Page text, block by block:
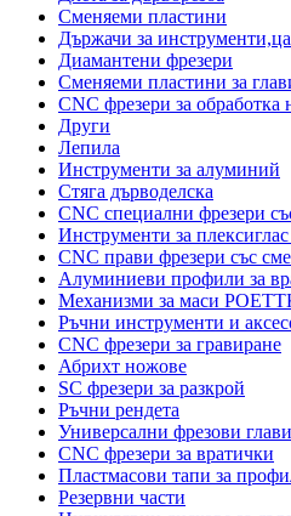
Сменяеми пластини
Държачи за
Диамантени фрезери
Сменяеми пластини за
CNC фрезери за обработка
Други
Лепила
Инструменти за алуминий
Стяга дърводелска
CNC специални фрезери
Инструменти за
CNC прави фрезери със
Алуминиеви профили за
Механизми за маси
Ръчни инструменти и
CNC фрезери за гравиране
Абрихт ножове
SC фрезери за разкрой
Ръчни рендета
Универсални фрезови
CNC фрезери за вратички
Пластмасови тапи за
Резервни части